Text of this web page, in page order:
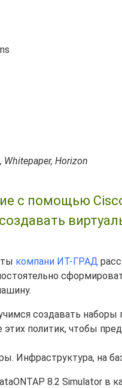
Whitepaper, Horizon
с помощью
компани ИТ-ГРАД
создавать наборы
этих политик, чтобы
Инфраструктура, на
8.2 Simulator в